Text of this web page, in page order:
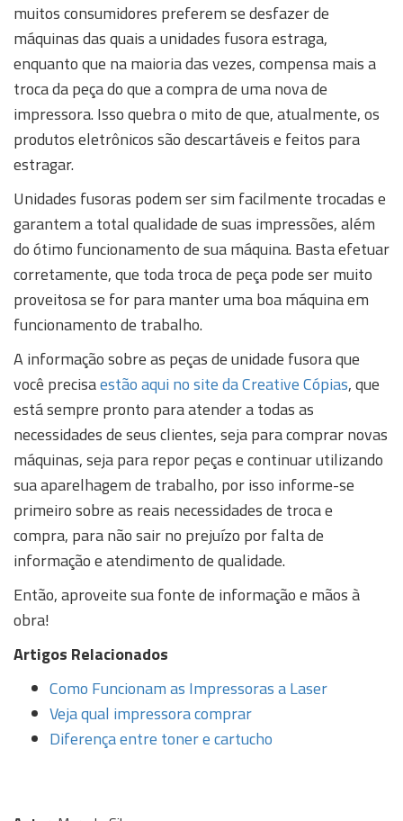
muitos consumidores preferem se desfazer de
máquinas das quais a unidades fusora estraga,
enquanto que na maioria das vezes, compensa mais a
troca da peça do que a compra de uma nova de
impressora. Isso quebra o mito de que, atualmente, os
produtos eletrônicos são descartáveis e feitos para
estragar.
Unidades fusoras podem ser sim facilmente trocadas e
garantem a total qualidade de suas impressões, além
do ótimo funcionamento de sua máquina. Basta efetuar
corretamente, que toda troca de peça pode ser muito
proveitosa se for para manter uma boa máquina em
funcionamento de trabalho.
A informação sobre as peças de unidade fusora que
você precisaestão aqui no site da Creative Cópias, que
está sempre pronto para atender a todas as
necessidades de seus clientes, seja para comprar novas
máquinas, seja para repor peças e continuar utilizando
sua aparelhagem de trabalho, por isso informe-se
primeiro sobre as reais necessidades de troca e
compra, para não sair no prejuízo por falta de
informação e atendimento de qualidade.
Então, aproveite sua fonte de informação e mãos à
obra!
Artigos Relacionados
Como Funcionam as Impressoras a Laser
Veja qual impressora comprar
Diferença entre toner e cartucho